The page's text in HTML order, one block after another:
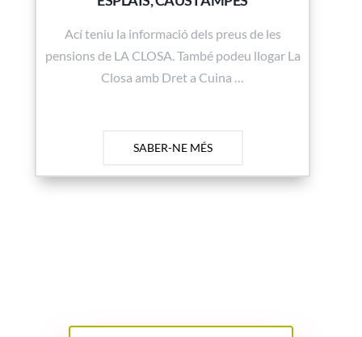
Ací teniu la informació dels preus de les
pensions de LA CLOSA. També podeu llogar La
Closa amb Dret a Cuina …
SABER-NE MÉS